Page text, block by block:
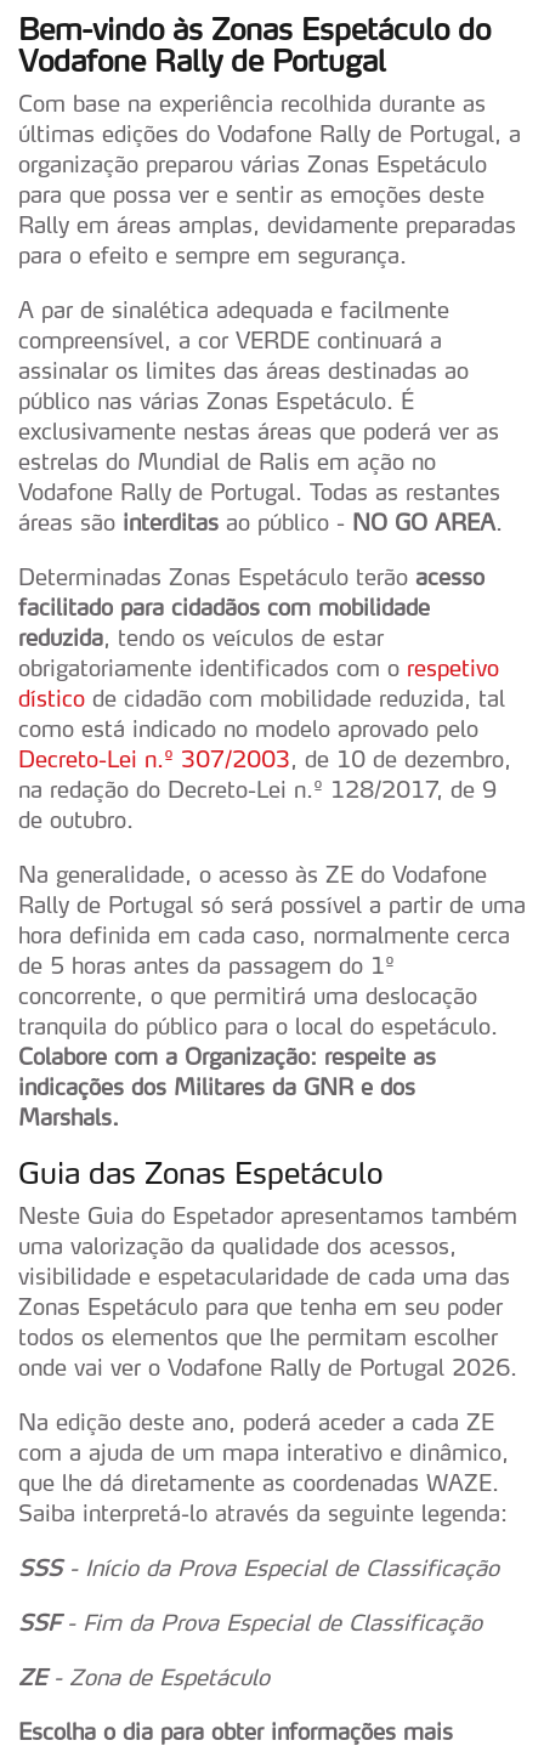
Bem-vindo às Zonas Espetáculo do
Vodafone Rally de Portugal
Com base na experiência recolhida durante as
últimas edições do Vodafone Rally de Portugal, a
organização preparou várias Zonas Espetáculo
para que possa ver e sentir as emoções deste
Rally em áreas amplas, devidamente preparadas
para o efeito e sempre em segurança.
A par de sinalética adequada e facilmente
compreensível, a cor VERDE continuará a
assinalar os limites das áreas destinadas ao
público nas várias Zonas Espetáculo. É
exclusivamente nestas áreas que poderá ver as
estrelas do Mundial de Ralis em ação no
Vodafone Rally de Portugal. Todas as restantes
áreas são interditas ao público - NO GO AREA.
Determinadas Zonas Espetáculo terão acesso
facilitado para cidadãos com mobilidade
reduzida, tendo os veículos de estar
obrigatoriamente identificados com o respetivo
dístico de cidadão com mobilidade reduzida, tal
como está indicado no modelo aprovado pelo
Decreto-Lei n.º 307/2003, de 10 de dezembro,
na redação do Decreto-Lei n.º 128/2017, de 9
de outubro.
Na generalidade, o acesso às ZE do Vodafone
Rally de Portugal só será possível a partir de uma
hora definida em cada caso, normalmente cerca
de 5 horas antes da passagem do 1º
concorrente, o que permitirá uma deslocação
tranquila do público para o local do espetáculo.
Colabore com a Organização: respeite as
indicações dos Militares da GNR e dos
Marshals.
Guia das Zonas Espetáculo
Neste Guia do Espetador apresentamos também
uma valorização da qualidade dos acessos,
visibilidade e espetacularidade de cada uma das
Zonas Espetáculo para que tenha em seu poder
todos os elementos que lhe permitam escolher
onde vai ver o Vodafone Rally de Portugal 2026.
Na edição deste ano, poderá aceder a cada ZE
com a ajuda de um mapa interativo e dinâmico,
que lhe dá diretamente as coordenadas WAZE.
Saiba interpretá-lo através da seguinte legenda:
SSS - Início da Prova Especial de Classificação
SSF- Fim da Prova Especial de Classificação
ZE- Zona de Espetáculo
Escolha o dia para obter informações mais